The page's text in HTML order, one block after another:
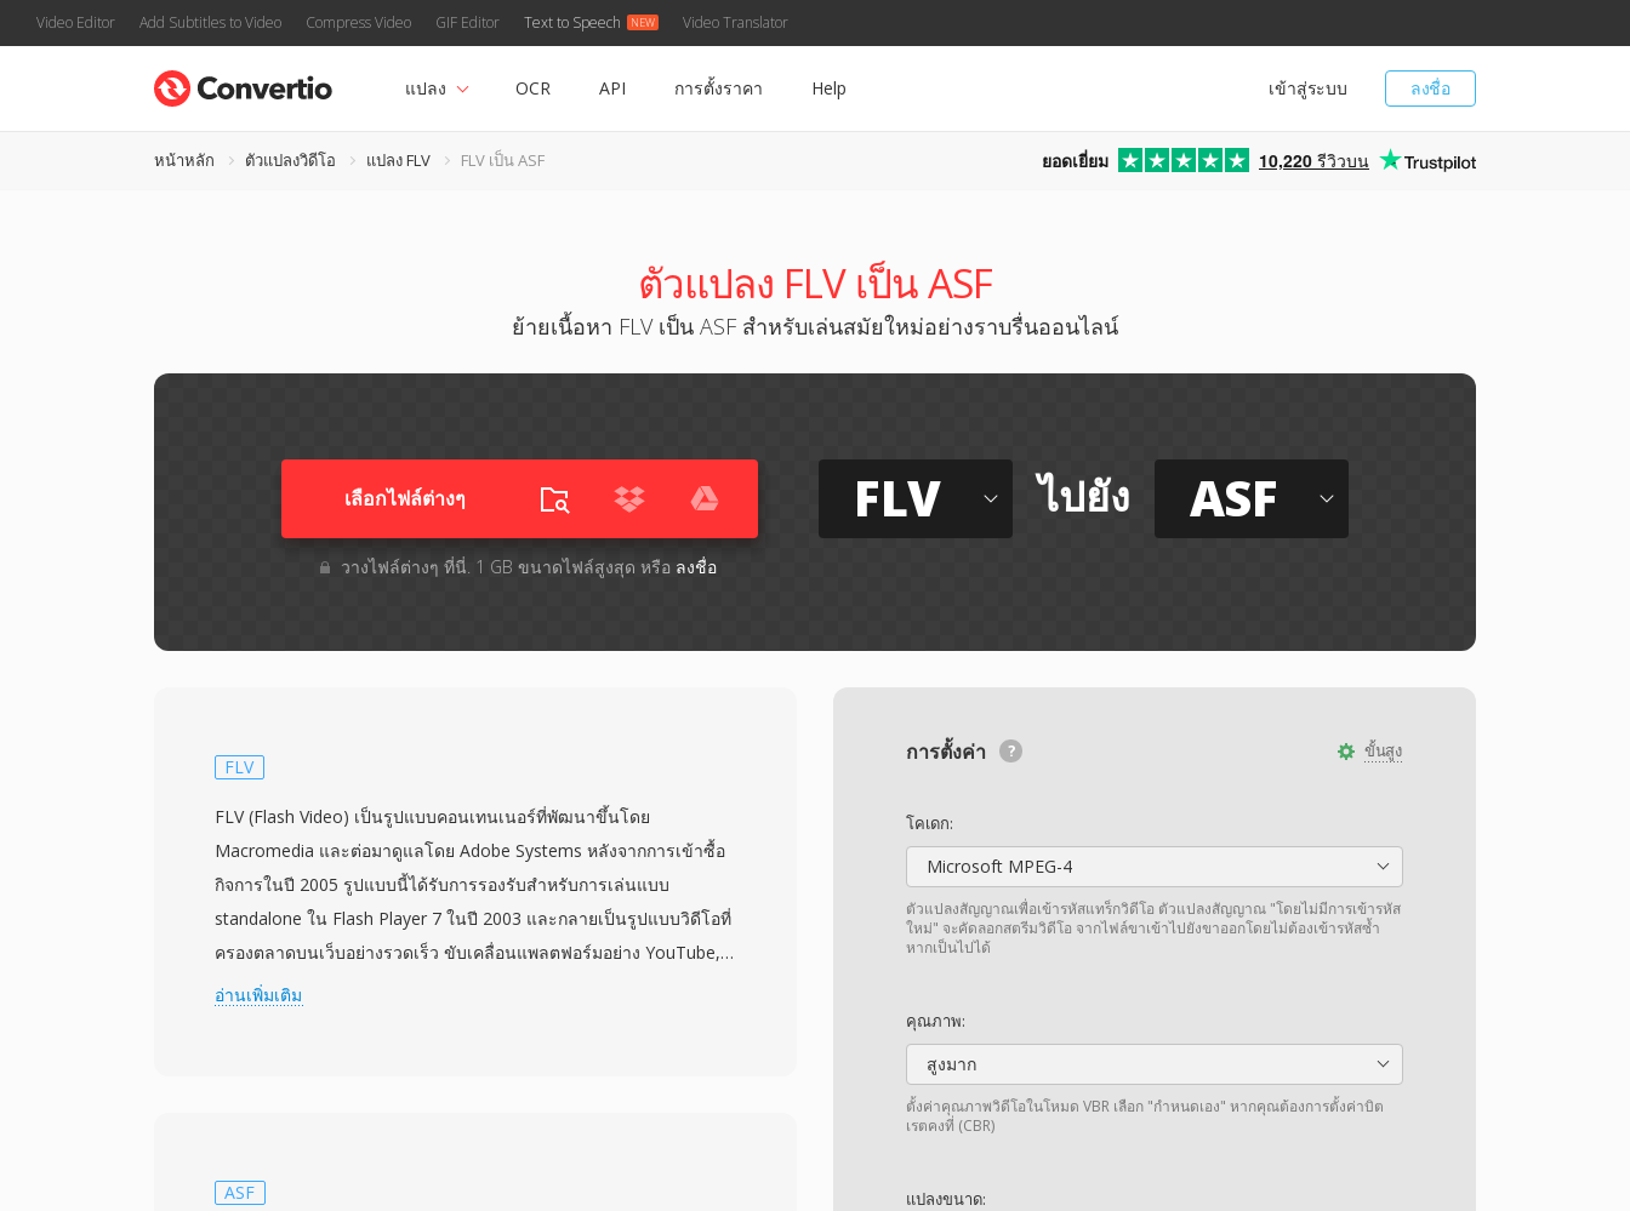
Video Editor Add Subtitles to Video Compress Video GIF Editor Text to Speech Video Translator
ลงชื่อ
เข้าสู่ระบบ
แปลง OCR API การตั้งราคา Help
หน้าหลัก ตัวแปลงวิดีโอ แปลง FLV FLV เป็น ASF ยอดเยี่ยม 10,220 รีวิวบน
ตัวแปลง FLV เป็น ASF
ย้ายเนื้อหา FLV เป็น ASF สำหรับเล่นสมัยใหม่อย่างราบรื่นออนไลน์
เลือกไฟล์ต่างๆ​
วางไฟล์ต่างๆ​ ที่นี่. 1 GB ขนาดไฟล์สูงสุด หรือ ลงชื่อ
FLV ไปยัง ASF
ขั้นสูง
การตั้งค่า
โคเดก:
Microsoft MPEG-4
ตัวแปลงสัญญาณเพื่อเข้ารหัสแทร็กวิดีโอ ตัวแปลงสัญญาณ "โดยไม่มีการเข้ารหัส
ใหม่" จะคัดลอกสตรีมวิดีโอ จากไฟล์ขาเข้าไปยังขาออกโดยไม่ต้องเข้ารหัสซ้ำ
หากเป็นไปได้
คุณภาพ:
สูงมาก
ตั้งค่าคุณภาพวิดีโอในโหมด VBR เลือก "กำหนดเอง" หากคุณต้องการตั้งค่าบิต
เรตคงที่ (CBR)
แปลงขนาด:
FLV
FLV (Flash Video) เป็นรูปแบบคอนเทนเนอร์ที่พัฒนาขึ้นโดย
Macromedia และต่อมาดูแลโดย Adobe Systems หลังจากการเข้าซื้อ
กิจการในปี 2005 รูปแบบนี้ได้รับการรองรับสำหรับการเล่นแบบ
standalone ใน Flash Player 7 ในปี 2003 และกลายเป็นรูปแบบวิดีโอที่
ครองตลาดบนเว็บอย่างรวดเร็ว ขับเคลื่อนแพลตฟอร์มอย่าง YouTube,
Hulu และ Vimeo ในช่วงปลายทศวรรษ 2000 ไฟล์ FLV มักมีวิดีโอที่เข้า
วิดีโอบนเว็บในสมัยนั้น ไฟล์ FLV เริ่มต้นด้วย header ที่กระทัดรัดตาม
อ่านเพิ่มเติม
ASF